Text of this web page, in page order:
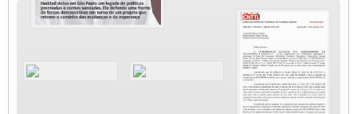
JUVENTUDE DO TRANSPORTE: POR QUE DEVEMOS NOS ORGANIZAR?
Fabio Primo testa positivo para Coronavírus, mas está bem de saúde
Modal-Live#9 Quais são os direitos dos trabalhador@s que contraem a Covid-19 na
Participe da Campanha Fora Bolsonaro
CNTTL e FECOOTAC apoiam Campanha de testes de COVID-19 para